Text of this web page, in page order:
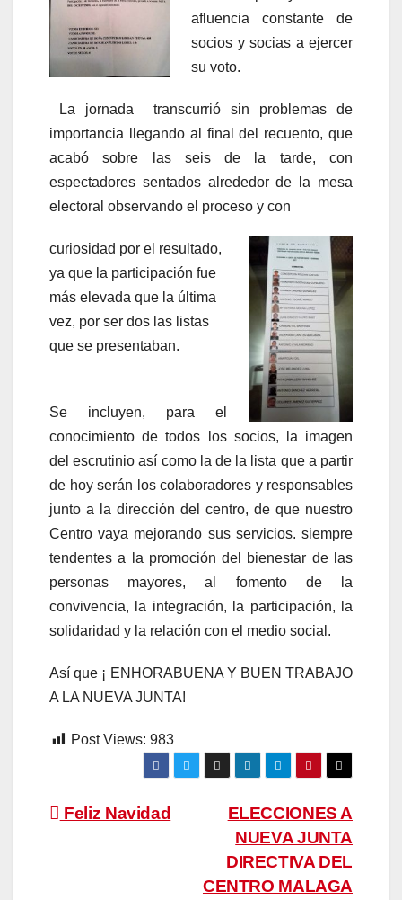
afluencia constante de
socios y socias a ejercer
su voto.
La jornada transcurrió sin problemas de
importancia llegando al final del recuento, que
acabó sobre las seis de la tarde, con
espectadores sentados alrededor de la mesa
electoral observando el proceso y con
curiosidad por el resultado,
ya que la participación fue
más elevada que la última
vez, por ser dos las listas
que se presentaban.
Se incluyen, para el
conocimiento de todos los socios, la imagen
del escrutinio así como la de la lista que a partir
de hoy serán los colaboradores y responsables
junto a la dirección del centro, de que nuestro
Centro vaya mejorando sus servicios. siempre
tendentes a la promoción del bienestar de las
personas mayores, al fomento de la
convivencia, la integración, la participación, la
solidaridad y la relación con el medio social.
Así que ¡ ENHORABUENA Y BUEN TRABAJO
A LA NUEVA JUNTA!
Post Views: 983
Navegación
ELECCIONES A
NUEVA JUNTA
DIRECTIVA DEL
CENTRO MALAGA
Feliz Navidad